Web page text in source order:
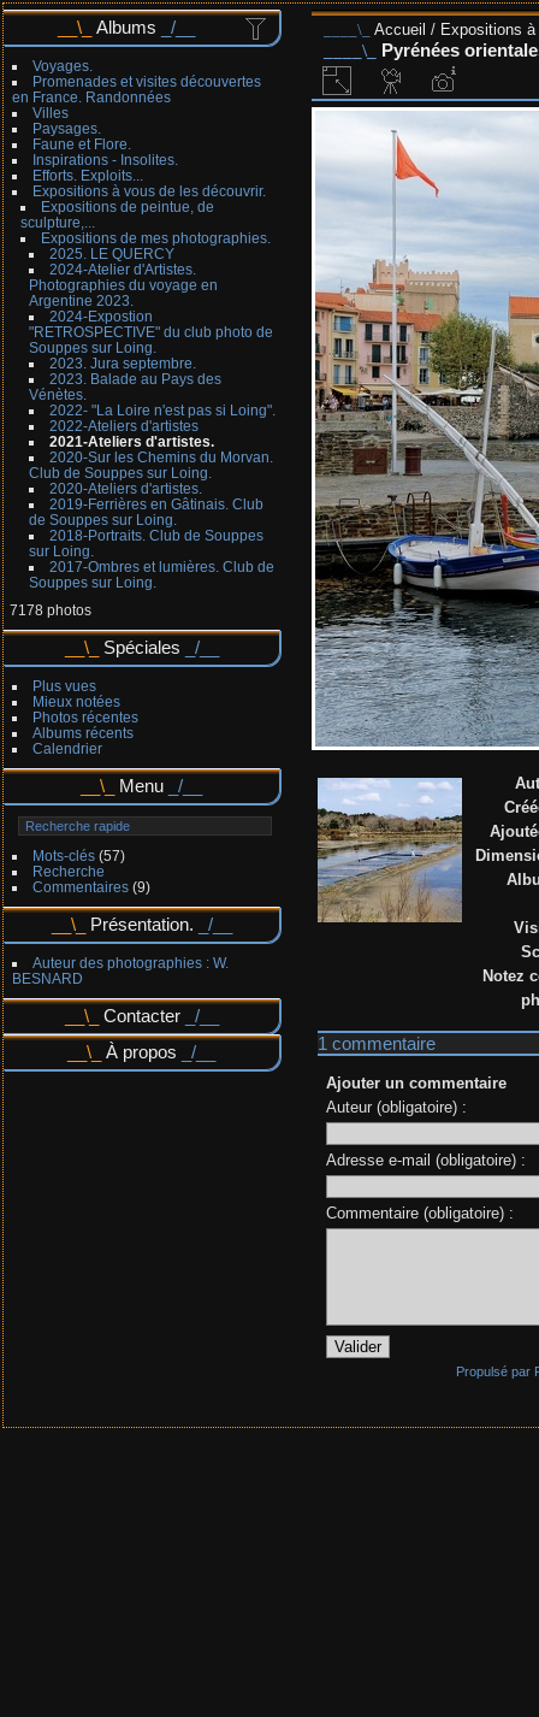
Albums
Voyages.
Promenades et visites découvertes
en France. Randonnées
Villes
Paysages.
Faune et Flore.
Inspirations - Insolites.
Efforts. Exploits...
Expositions à vous de les découvrir.
Expositions de peintue, de
sculpture,...
Expositions de mes photographies.
2025. LE QUERCY
2024-Atelier d'Artistes.
Photographies du voyage en
Argentine 2023.
2024-Expostion
"RETROSPECTIVE" du club photo de
Souppes sur Loing.
2023. Jura septembre.
2023. Balade au Pays des
Vénètes.
2022- "La Loire n'est pas si Loing".
2022-Ateliers d'artistes
2021-Ateliers d'artistes.
2020-Sur les Chemins du Morvan.
Club de Souppes sur Loing.
2020-Ateliers d'artistes.
2019-Ferrières en Gâtinais. Club
de Souppes sur Loing.
2018-Portraits. Club de Souppes
sur Loing.
2017-Ombres et lumières. Club de
Souppes sur Loing.
7178 photos
Spéciales
Plus vues
Mieux notées
Photos récentes
Albums récents
Calendrier
Menu
Mots-clés(57)
Recherche
Commentaires(9)
Présentation.
Auteur des photographies : W.
BESNARD
Contacter
À propos
Accueil / Expositions
Pyrénées
Notez
1 commentaire
Ajouter un commentaire
Auteur (obligatoire) :
Adresse e-mail (obligatoire) :
Commentaire (obligatoire) :
Propulsé par